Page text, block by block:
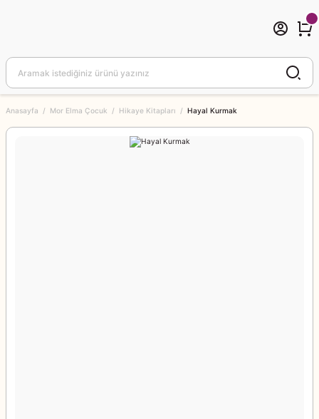
Anasayfa Mor Elma Çocuk Hikaye Kitapları Hayal Kurmak